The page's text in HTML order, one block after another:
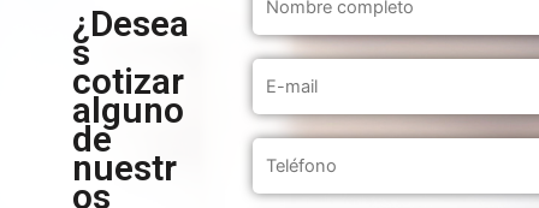
¿Desea
s
cotizar
alguno
de
nuestr
os